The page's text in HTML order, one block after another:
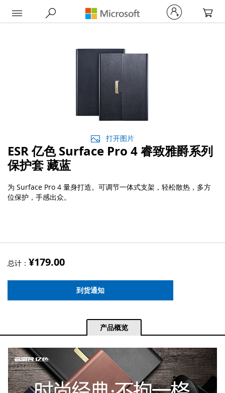
My
打开图片
ESR 亿色 Surface Pro 4 睿致雅爵系列
保护套 藏蓝
为 Surface Pro 4 量身打造。可调节一体式支架，轻松散热，多方
位保护，手感出众。
总计： ¥179.00
到货通知
产品概览